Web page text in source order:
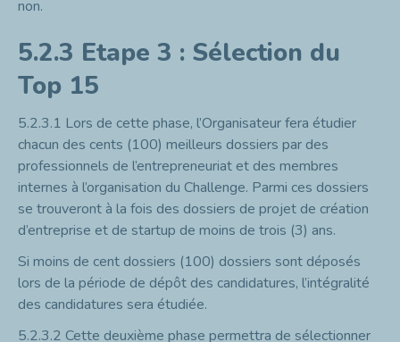
non.
5.2.3 Etape 3 : Sélection du
Top 15
5.2.3.1 Lors de cette phase, l’Organisateur fera étudier
chacun des cents (100) meilleurs dossiers par des
professionnels de l’entrepreneuriat et des membres
internes à l’organisation du Challenge. Parmi ces dossiers
se trouveront à la fois des dossiers de projet de création
d’entreprise et de startup de moins de trois (3) ans.
Si moins de cent dossiers (100) dossiers sont déposés
lors de la période de dépôt des candidatures, l’intégralité
des candidatures sera étudiée.
5.2.3.2 Cette deuxième phase permettra de sélectionner